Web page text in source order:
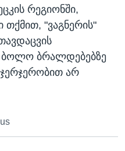
რეგიონში,
თქმით, "ვაგნერის"
ბოლო ბრალდებებზე
არ